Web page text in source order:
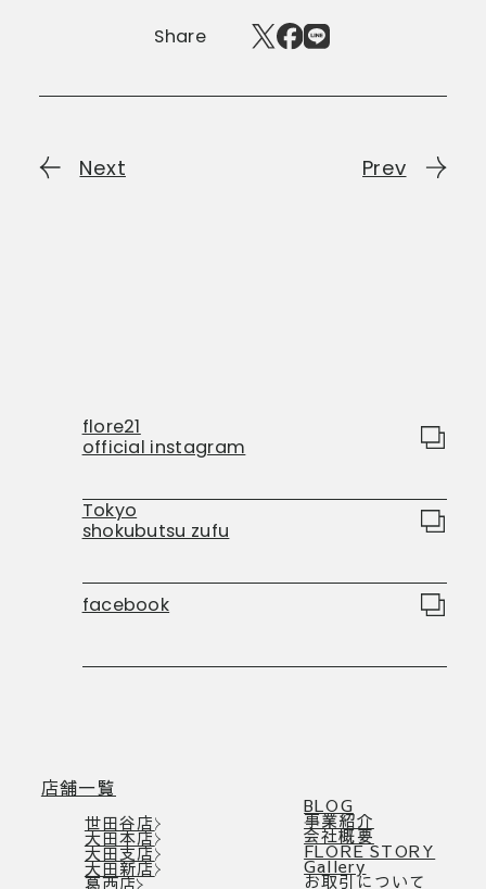
Share
Next Prev
flore21
official instagram
Tokyo
shokubutsu zufu
facebook
店舗一覧
世田谷店
大田本店
大田支店
大田新店
葛西店
BLOG
事業紹介
会社概要
FLORE STORY
Gallery
お取引について